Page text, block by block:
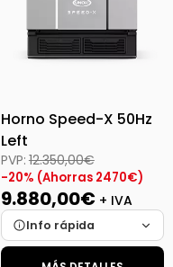
Horno Speed-X 50Hz
Left
PVP: 12.350,00€
-20% (Ahorras 2470€)
9.880,00€ + IVA
Info rápida